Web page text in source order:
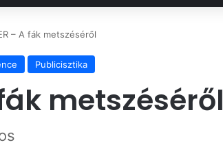
– A fák metszéséről
Publicisztika
fák metszéséről